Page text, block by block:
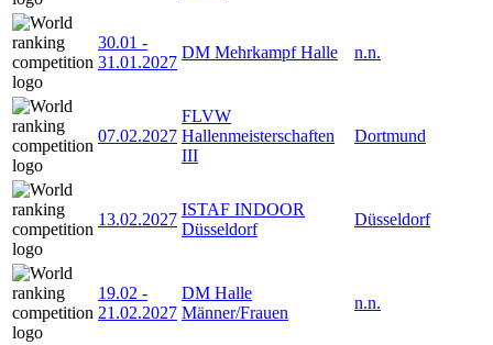
30.01 -
31.01.2027
DM Mehrkampf Halle n.n.
07.02.2027
FLVW
Hallenmeisterschaften
III
Dortmund
13.02.2027
ISTAF INDOOR
Düsseldorf
Düsseldorf
19.02 -
21.02.2027
DM Halle
Männer/Frauen
n.n.